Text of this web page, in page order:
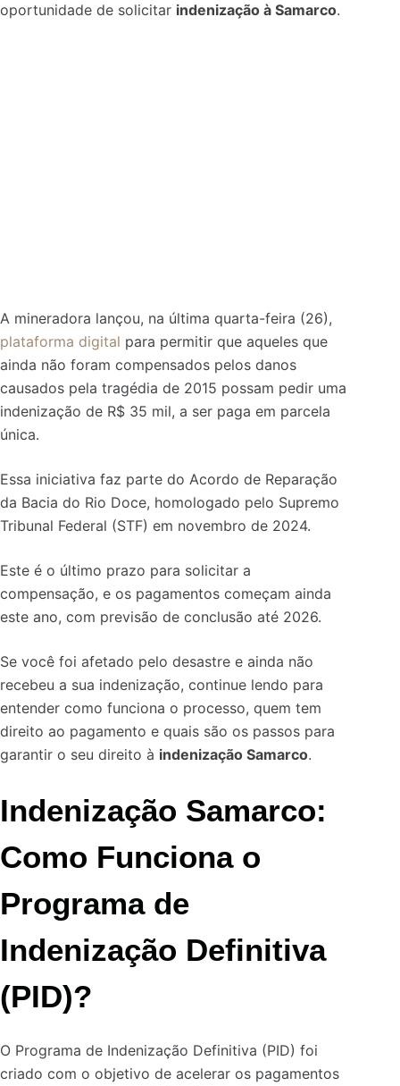
oportunidade de solicitar indenização à Samarco.
A mineradora lançou, na última quarta-feira (26),
plataforma digital para permitir que aqueles que
ainda não foram compensados pelos danos
causados pela tragédia de 2015 possam pedir uma
indenização de R$ 35 mil, a ser paga em parcela
única.
Essa iniciativa faz parte do Acordo de Reparação
da Bacia do Rio Doce, homologado pelo Supremo
Tribunal Federal (STF) em novembro de 2024.
Este é o último prazo para solicitar a
compensação, e os pagamentos começam ainda
este ano, com previsão de conclusão até 2026.
Se você foi afetado pelo desastre e ainda não
recebeu a sua indenização, continue lendo para
entender como funciona o processo, quem tem
direito ao pagamento e quais são os passos para
garantir o seu direito à indenização Samarco.
Indenização Samarco:
Como Funciona o
Programa de
Indenização Definitiva
(PID)?
O Programa de Indenização Definitiva (PID) foi
criado com o objetivo de acelerar os pagamentos